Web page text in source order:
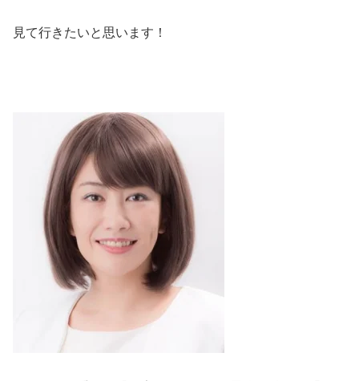
見て行きたいと思います！